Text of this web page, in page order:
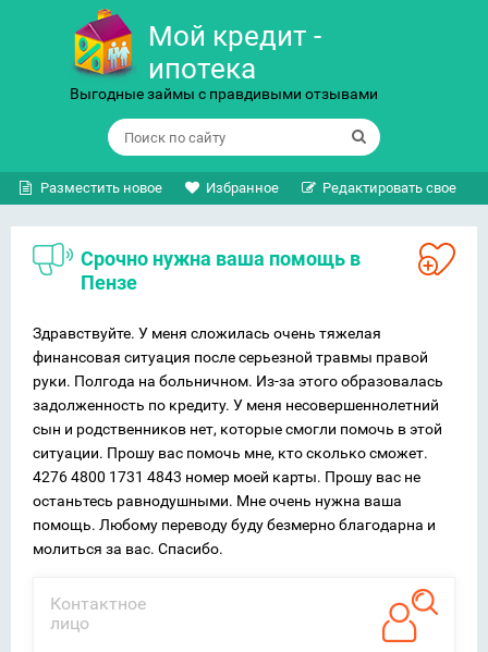
Мой кредит -
ипотека
Выгодные займы с правдивыми отзывами
Разместить новое Избранное Редактировать свое
Срочно нужна ваша помощь в
Пензе
Здравствуйте. У меня сложилась очень тяжелая
финансовая ситуация после серьезной травмы правой
руки. Полгода на больничном. Из-за этого образовалась
задолженность по кредиту. У меня несовершеннолетний
сын и родственников нет, которые смогли помочь в этой
ситуации. Прошу вас помочь мне, кто сколько сможет.
4276 4800 1731 4843 номер моей карты. Прошу вас не
останьтесь равнодушными. Мне очень нужна ваша
помощь. Любому переводу буду безмерно благодарна и
молиться за вас. Спасибо.
Контактное
лицо